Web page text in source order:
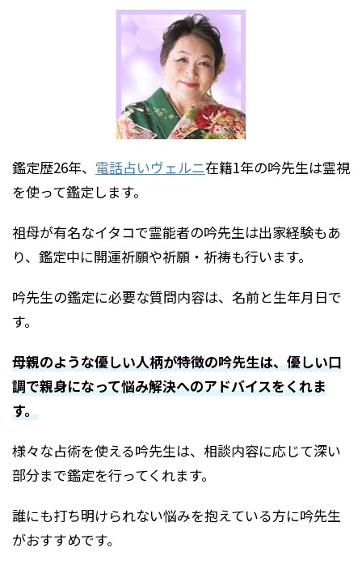
鑑定歴26年、 電話占いヴェルニ在籍1年の吟先生は霊視
を使って鑑定します。
祖母が有名なイタコで霊能者の吟先生は出家経験もあ
り、鑑定中に開運祈願や祈願・祈祷も行います。
吟先生の鑑定に必要な質問内容は、名前と生年月日で
す。
母親のような優しい人柄が特徴の吟先生は、優しい口
調で親身になって悩み解決へのアドバイスをくれま
す。
様々な占術を使える吟先生は、相談内容に応じて深い
部分まで鑑定を行ってくれます。
誰にも打ち明けられない悩みを抱えている方に吟先生
がおすすめです。